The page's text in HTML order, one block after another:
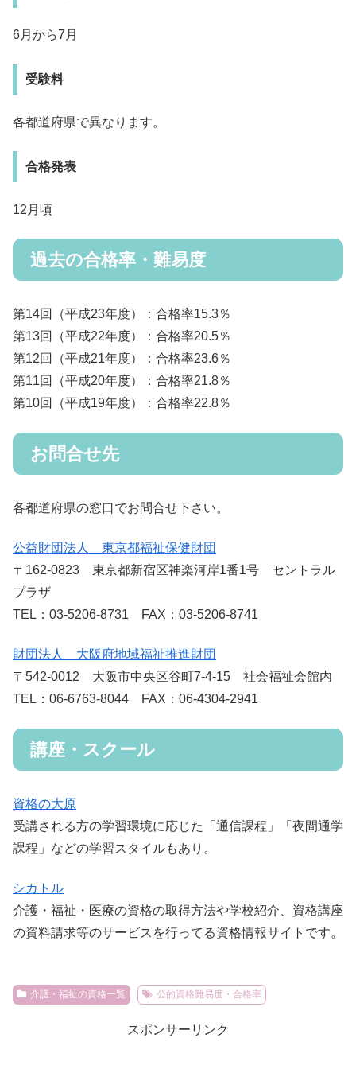
6月から7月
受験料
各都道府県で異なります。
合格発表
12月頃
過去の合格率・難易度
第14回（平成23年度）：合格率15.3％
第13回（平成22年度）：合格率20.5％
第12回（平成21年度）：合格率23.6％
第11回（平成20年度）：合格率21.8％
第10回（平成19年度）：合格率22.8％
お問合せ先
各都道府県の窓口でお問合せ下さい。
公益財団法人 東京都福祉保健財団
〒162-0823 東京都新宿区神楽河岸1番1号 セントラル
プラザ
TEL：03-5206-8731 FAX：03-5206-8741
財団法人 大阪府地域福祉推進財団
〒542-0012 大阪市中央区谷町7-4-15 社会福祉会館内
TEL：06-6763-8044 FAX：06-4304-2941
講座・スクール
資格の大原
受講される方の学習環境に応じた「通信課程」「夜間通学
課程」などの学習スタイルもあり。
シカトル
介護・福祉・医療の資格の取得方法や学校紹介、資格講座
の資料請求等のサービスを行ってる資格情報サイトです。
介護・福祉の資格一覧 公的資格難易度・合格率
スポンサーリンク